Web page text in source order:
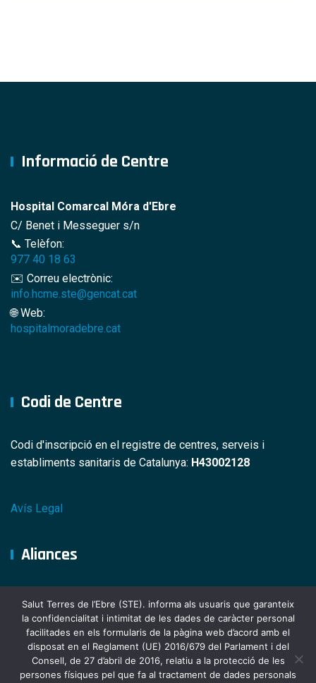
Informació de Centre
Hospital Comarcal Móra d'Ebre
C/ Benet i Messeguer s/n
📞 Telèfon:
977 40 18 63
✉️ Correu electrònic:
info.hcme.ste@gencat.cat
🌐 Web:
hospitalmoradebre.cat
Codi de Centre
Codi d'inscripció en el registre de centres, serveis i
establiments sanitaris de Catalunya: H43002128
Avís Legal
Aliances
Salut Terres de l’Ebre (STE). informa als usuaris que garanteix
la confidencialitat i intimitat de les dades de caràcter personal
facilitades en els formularis de la pàgina web d’acord amb el
disposat en el Reglament (UE) 2016/679 del Parlament i del
Consell, de 27 d’abril de 2016, relatiu a la protecció de les
persones físiques pel que fa al tractament de dades personals